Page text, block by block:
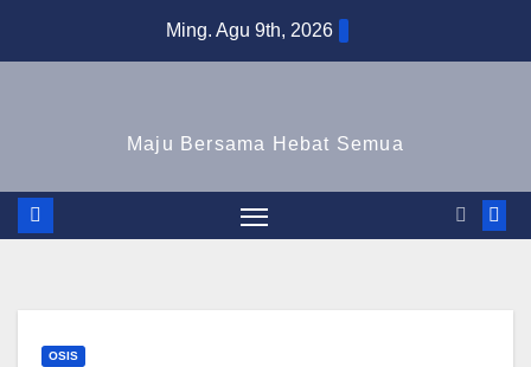
Ming. Agu 9th, 2026
Maju Bersama Hebat Semua
OSIS